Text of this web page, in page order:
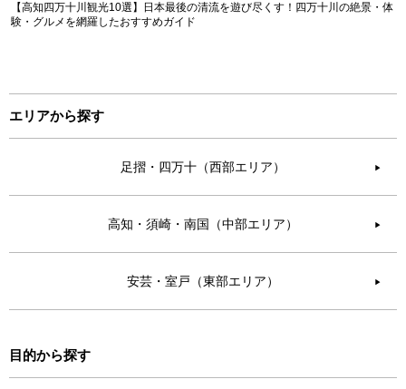
【高知四万十川観光10選】日本最後の清流を遊び尽くす！四万十川の絶景・体
験・グルメを網羅したおすすめガイド
エリアから探す
足摺・四万十（西部エリア） ▶︎
高知・須崎・南国（中部エリア） ▶︎
安芸・室戸（東部エリア） ▶︎
目的から探す